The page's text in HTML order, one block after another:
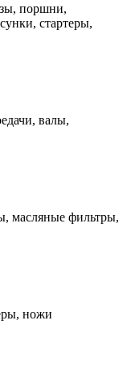
поршни,
стартеры,
валы,
масляные фильтры,
ножи